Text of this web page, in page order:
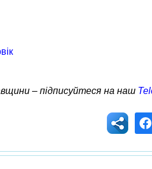
– підписуйтеся на наш